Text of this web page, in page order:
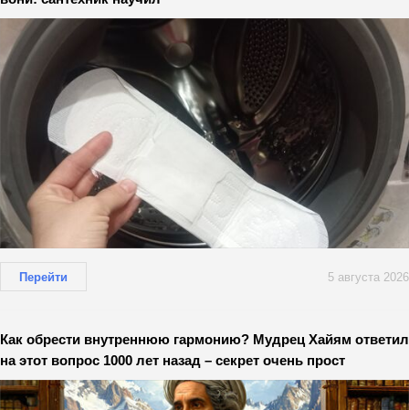
Перейти 5 августа 2026
Как обрести внутреннюю гармонию? Мудрец Хайям ответил
на этот вопрос 1000 лет назад – секрет очень прост